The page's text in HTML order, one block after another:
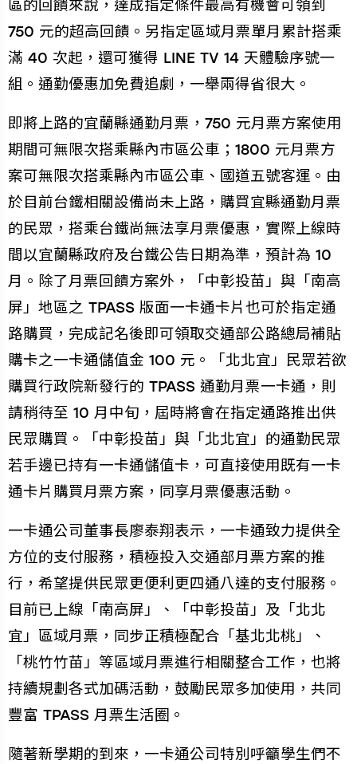
區的回饋來說，達成指定條件最高有機會可領到
750 元的超高回饋。另指定區域月票單月累計搭乘
滿 40 次起，還可獲得 LINE TV 14 天體驗序號一
組。通勤優惠加免費追劇，一舉兩得省很大。
即將上路的宜蘭縣通勤月票，750 元月票方案使用
期間可無限次搭乘縣內市區公車；1800 元月票方
案可無限次搭乘縣內市區公車、國道五號客運。由
於目前台鐵相關設備尚未上路，購買宜縣通勤月票
的民眾，搭乘台鐵尚無法享月票優惠，實際上線時
間以宜蘭縣政府及台鐵公告日期為準，預計為 10
月。除了月票回饋方案外，「中彰投苗」與「南高
屏」地區之 TPASS 版面一卡通卡片也可於指定通
路購買，完成記名後即可領取交通部公路總局補貼
購卡之一卡通儲值金 100 元。「北北宜」民眾若欲
購買行政院新發行的 TPASS 通勤月票一卡通，則
請稍待至 10 月中旬，屆時將會在指定通路推出供
民眾購買。「中彰投苗」與「北北宜」的通勤民眾
若手邊已持有一卡通儲值卡，可直接使用既有一卡
通卡片購買月票方案，同享月票優惠活動。
一卡通公司董事長廖泰翔表示，一卡通致力提供全
方位的支付服務，積極投入交通部月票方案的推
行，希望提供民眾更便利更四通八達的支付服務。
目前已上線「南高屏」、「中彰投苗」及「北北
宜」區域月票，同步正積極配合「基北北桃」、
「桃竹竹苗」等區域月票進行相關整合工作，也將
持續規劃各式加碼活動，鼓勵民眾多加使用，共同
豐富 TPASS 月票生活圈。
隨著新學期的到來，一卡通公司特別呼籲學生們不